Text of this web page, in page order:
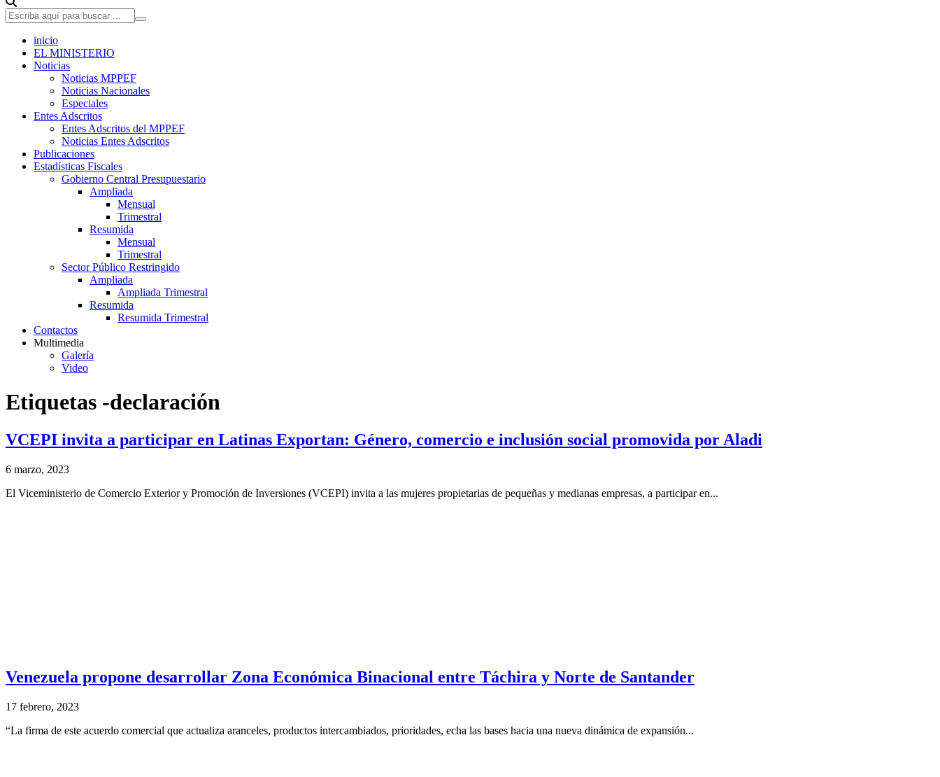
inicio
EL MINISTERIO
Noticias
Noticias MPPEF
Noticias Nacionales
Especiales
Entes Adscritos
Entes Adscritos del MPPEF
Noticias Entes Adscritos
Publicaciones
Estadísticas Fiscales
Gobierno Central Presupuestario
Ampliada
Mensual
Trimestral
Resumida
Mensual
Trimestral
Sector Público Restringido
Ampliada
Ampliada Trimestral
Resumida
Resumida Trimestral
Contactos
Multimedia
Galería
Video
Etiquetas -declaración
VCEPI invita a participar en Latinas Exportan: Género, comercio e inclusión social promovida por Aladi
6 marzo, 2023
El Viceministerio de Comercio Exterior y Promoción de Inversiones (VCEPI) invita a las mujeres propietarias de pequeñas y medianas empresas, a participar en...
Venezuela propone desarrollar Zona Económica Binacional entre Táchira y Norte de Santander
17 febrero, 2023
“La firma de este acuerdo comercial que actualiza aranceles, productos intercambiados, prioridades, echa las bases hacia una nueva dinámica de expansión...